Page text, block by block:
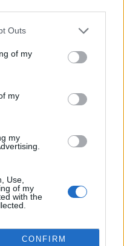
Outs
of my
my
my
Use,
of my
with the
CONFIRM
k vlivům této stavby na
13. srpna 2026.
právo na opravu.
Členské státy nyní převádějí
Podle společnosti
refurbed, evropským
však mohou i po
na opravy natolik vysoké,
koupit nové zařízení.
i po skončení
dílů a zabránit
komplikovali nebo
cenový limit ani
a oprav.